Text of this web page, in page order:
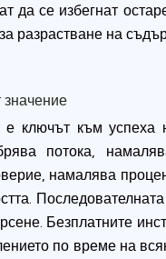
да се избегнат
разрастване на
значение
е ключът към
потока,
намалява
Безплатните
по време на